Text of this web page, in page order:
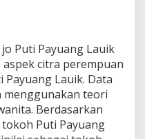
Puti Payuang Lauik
citra perempuan
Lauik. Data
teori
Berdasarkan
Puti Payuang